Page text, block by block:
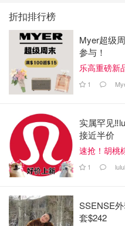
折扣排行榜
Myer超级
参与！
乐高重磅新
1
实属罕见
接近半价
速抢！胡桃
1
SSENSE
套$242